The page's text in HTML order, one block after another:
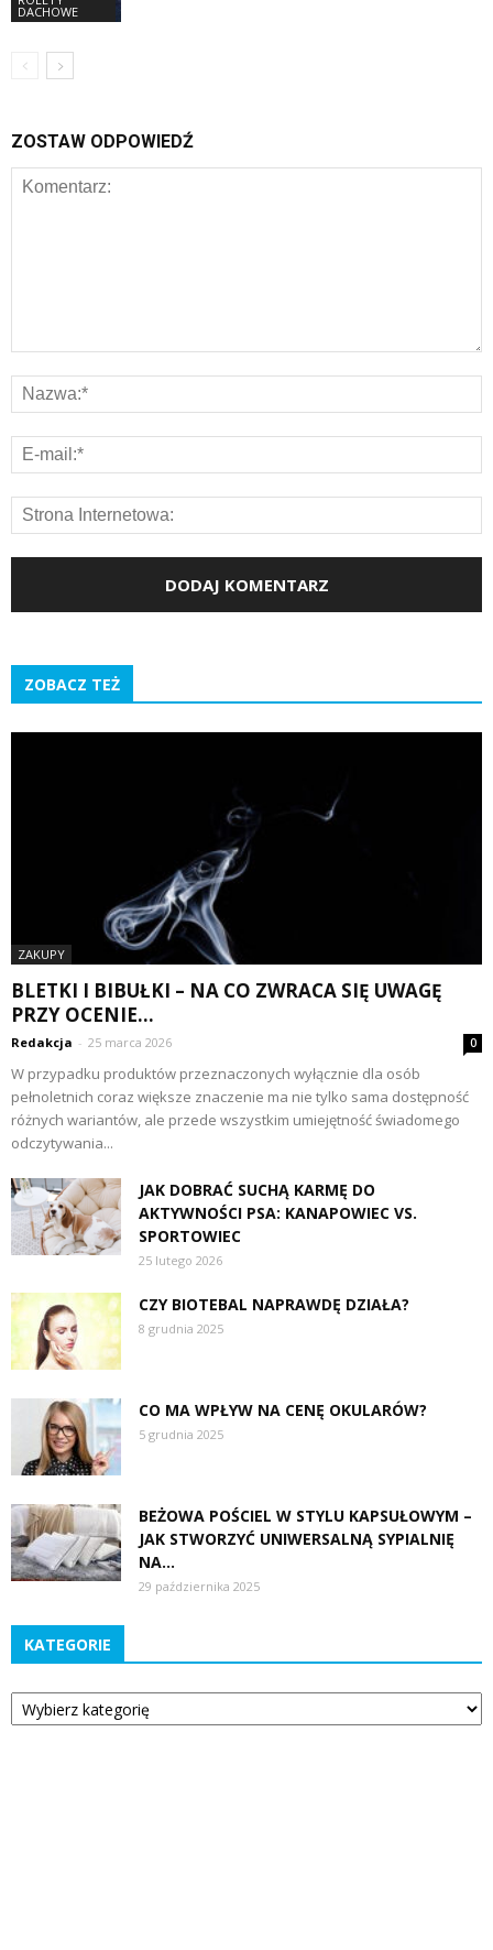
DACHOWE
ZOSTAW ODPOWIEDŹ
ZOBACZ TEŻ
ZAKUPY
BLETKI I BIBUŁKI – NA CO ZWRACA SIĘ UWAGĘ
PRZY OCENIE...
Redakcja - 25 marca 2026 0
W przypadku produktów przeznaczonych wyłącznie dla osób
pełnoletnich coraz większe znaczenie ma nie tylko sama dostępność
różnych wariantów, ale przede wszystkim umiejętność świadomego
odczytywania...
JAK DOBRAĆ SUCHĄ KARMĘ DO
AKTYWNOŚCI PSA: KANAPOWIEC VS.
SPORTOWIEC
25 lutego 2026
CZY BIOTEBAL NAPRAWDĘ DZIAŁA?
8 grudnia 2025
CO MA WPŁYW NA CENĘ OKULARÓW?
5 grudnia 2025
BEŻOWA POŚCIEL W STYLU KAPSUŁOWYM –
JAK STWORZYĆ UNIWERSALNĄ SYPIALNIĘ
NA...
29 października 2025
KATEGORIE
Kategorie